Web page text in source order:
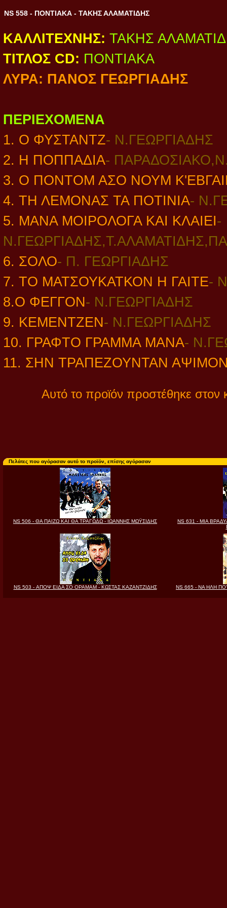
NS 558 - ΠΟΝΤΙΑΚΑ - ΤΑΚΗΣ ΑΛΑΜΑΤΙΔΗΣ
ΚΑΛΛΙΤΕΧΝΗΣ: ΤΑΚΗΣ
ΤΙΤΛΟΣ CD: ΠΟΝΤΙΑΚΑ
ΛΥΡΑ: ΠΑΝΟΣ ΓΕΩΡΓΙΑΔΗΣ
ΠΕΡΙΕΧΟΜΕΝΑ
1. Ο ΦΥΣΤΑΝΤΖ- Ν.ΓΕΩΡΓΙΑΔΗΣ
2. Η ΠΟΠΠΑΔΙΑ- ΠΑΡΑΔΟΣΙΑΚΟ,
3. Ο ΠΟΝΤΟΜ ΑΣΟ ΝΟΥΜ
4. ΤΗ ΛΕΜΟΝΑΣ ΤΑ ΠΟΤΙΝΙΑ-
5. ΜΑΝΑ ΜΟΙΡΟΛΟΓΑ ΚΑΙ ΚΛΑΙΕΙ-
6. ΣΟΛΟ- Π. ΓΕΩΡΓΙΑΔΗΣ
7. ΤΟ ΜΑΤΣΟΥΚΑΤΚΟΝ Η ΓΑΙΤΕ-
8.Ο ΦΕΓΓΟΝ- Ν.ΓΕΩΡΓΙΑΔΗΣ
9. ΚΕΜΕΝΤΖΕΝ- Ν.ΓΕΩΡΓΙΑΔΗΣ
10. ΓΡΑΦΤΟ ΓΡΑΜΜΑ ΜΑΝΑ-
11. ΣΗΝ ΤΡΑΠΕΖΟΥΝΤΑΝ
Αυτό το προϊόν προστέθηκε
Πελάτες που αγόρασαν αυτό το προϊόν, επίσης αγόρασαν
NS 506 - ΘΑ ΠΑΙΖΩ ΚΑΙ ΘΑ ΤΡΑΓΩΔΩ - ΙΩΑΝΝΗΣ ΜΩΫΣΙΔΗΣ
NS 631 - ΜΙΑ
NS 503 - ΑΠΟΨ ΕΙΔΑ ΣΟ ΟΡΑΜΑΜ - ΚΩΣΤΑΣ ΚΑΖΑΝΤΖΙΔΗΣ NS 665 - ΝΑ ΗΛΗ